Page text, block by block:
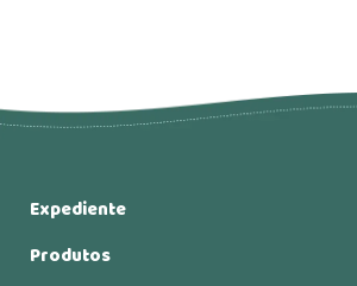
Expediente
Produtos